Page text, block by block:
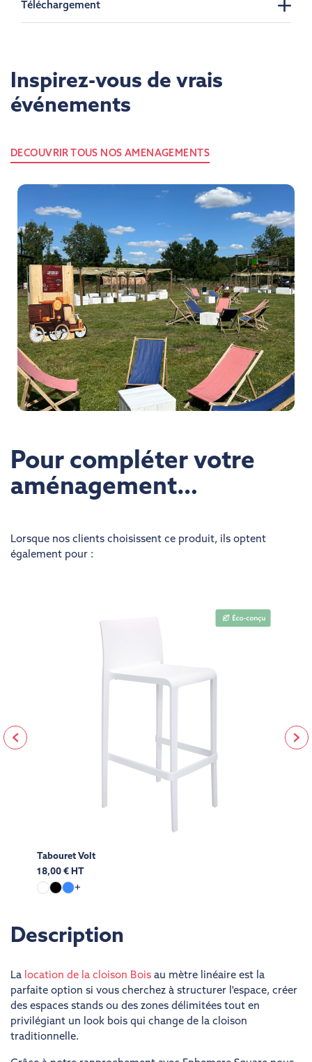
Téléchargement
Inspirez-vous de vrais
événements
DECOUVRIR TOUS NOS AMENAGEMENTS
Pour compléter votre
aménagement…
Lorsque nos clients choisissent ce produit, ils optent
également pour :
Tabouret Volt
18,00 € HT
+
Description
La location de la cloison Bois au mètre linéaire est la
parfaite option si vous cherchez à structurer l'espace, créer
des espaces stands ou des zones délimitées tout en
privilégiant un look bois qui change de la cloison
traditionnelle.